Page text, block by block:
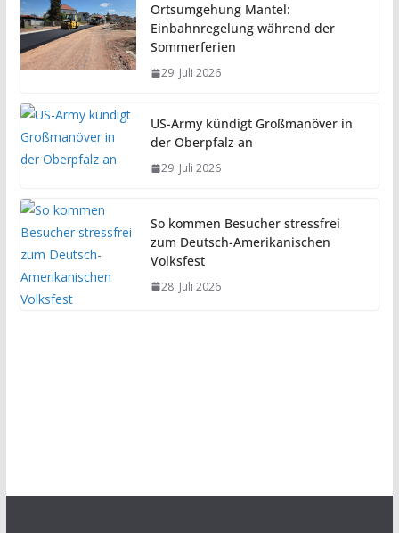
Ortsumgehung Mantel:
Einbahnregelung während der
Sommerferien
29. Juli 2026
US-Army kündigt Großmanöver in
der Oberpfalz an
29. Juli 2026
So kommen Besucher stressfrei
zum Deutsch-Amerikanischen
Volksfest
28. Juli 2026